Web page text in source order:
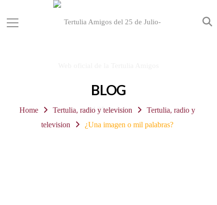
BLOG
Home Tertulia, radio y television
Tertulia, radio y
television
¿Una imagen o mil palabras?